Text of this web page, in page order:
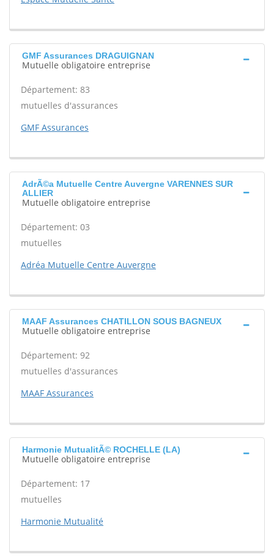
GMF Assurances DRAGUIGNAN
Mutuelle obligatoire entreprise
Département: 83
mutuelles d'assurances
GMF Assurances
AdrÃ©a Mutuelle Centre Auvergne VARENNES SUR
ALLIER
Mutuelle obligatoire entreprise
Département: 03
mutuelles
Adréa Mutuelle Centre Auvergne
MAAF Assurances CHATILLON SOUS BAGNEUX
Mutuelle obligatoire entreprise
Département: 92
mutuelles d'assurances
MAAF Assurances
Harmonie MutualitÃ© ROCHELLE (LA)
Mutuelle obligatoire entreprise
Département: 17
mutuelles
Harmonie Mutualité